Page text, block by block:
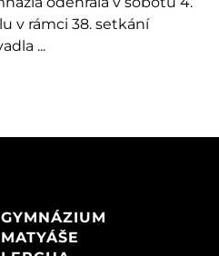
v rámci 38. setkání
...
GYMNÁZIUM
MATYÁŠE